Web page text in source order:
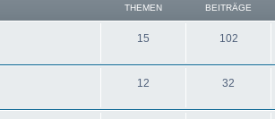
THEMEN BEITRÄGE
15 102
12 32